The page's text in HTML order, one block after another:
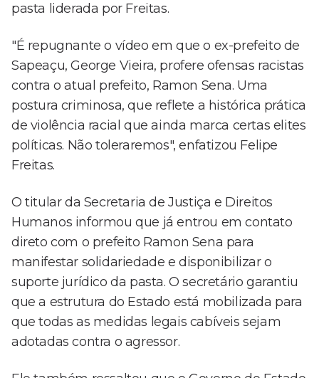
pasta liderada por Freitas.
"É repugnante o vídeo em que o ex-prefeito de
Sapeaçu, George Vieira, profere ofensas racistas
contra o atual prefeito, Ramon Sena. Uma
postura criminosa, que reflete a histórica prática
de violência racial que ainda marca certas elites
políticas. Não toleraremos", enfatizou Felipe
Freitas.
O titular da Secretaria de Justiça e Direitos
Humanos informou que já entrou em contato
direto com o prefeito Ramon Sena para
manifestar solidariedade e disponibilizar o
suporte jurídico da pasta. O secretário garantiu
que a estrutura do Estado está mobilizada para
que todas as medidas legais cabíveis sejam
adotadas contra o agressor.